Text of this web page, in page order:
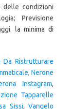
delle condizioni
Previsione
la minima di
Da Ristrutturare
,Nerone
Instagram,
Tapparelle
Sissi,Vangelo